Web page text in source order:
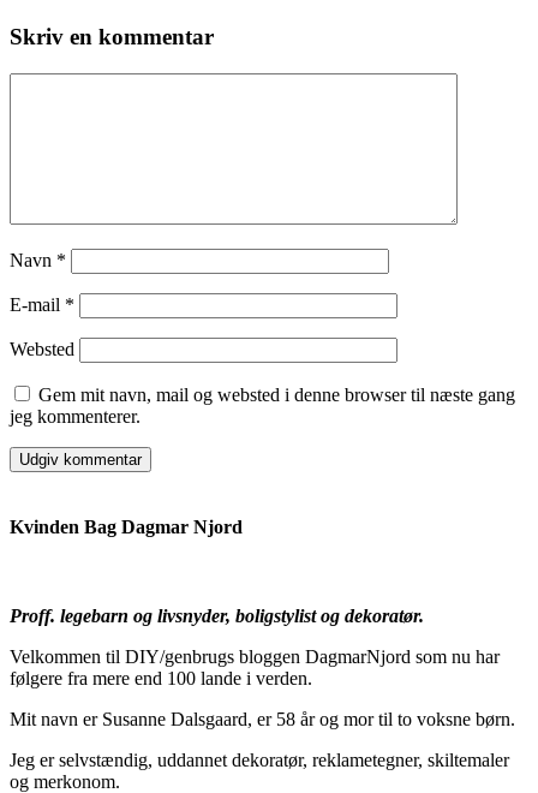
Skriv en kommentar
Navn *
E-mail *
Websted
Gem mit navn, mail og websted i denne browser til næste gang
jeg kommenterer.
Kvinden Bag Dagmar Njord
Proff. legebarn og livsnyder, boligstylist og dekoratør.
Velkommen til DIY/genbrugs bloggen DagmarNjord som nu har
følgere fra mere end 100 lande i verden.
Mit navn er Susanne Dalsgaard, er 58 år og mor til to voksne børn.
Jeg er selvstændig, uddannet dekoratør, reklametegner, skiltemaler
og merkonom.